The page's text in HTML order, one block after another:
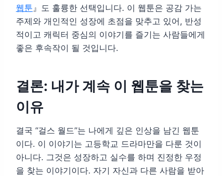
웹툰 』도 훌륭한 선택입니다. 이 웹툰은 공감 가는
주제와 개인적인 성장에 초점을 맞추고 있어, 반성
적이고 캐릭터 중심의 이야기를 즐기는 사람들에게
좋은 후속작이 될 것입니다.
결론: 내가 계속 이 웹툰을 찾는
이유
결국 “걸스 월드”는 나에게 깊은 인상을 남긴 웹툰
이다. 이 이야기는 고등학교 드라마만을 다룬 것이
아니다. 그것은 성장하고 실수를 하며 진정한 우정
을 찾는 이야기이다. 자기 자신과 다른 사람을 받아